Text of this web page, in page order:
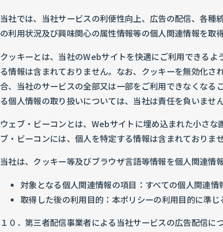
当社では、当社サービスの利便性向上、広告の配信、各
の利用状況及び興味関心の属性情報等の個人関連情報を取
クッキーとは、当社のWebサイトを快適にご利用できる
る情報は含まれておりません。なお、クッキーを無効化
合、当社のサービスの全部又は一部をご利用できなくな
る個人情報の取り扱いについては、当社は責任を負いません
ウェブ・ビーコンとは、Webサイトに埋め込まれた小さ
ブ・ビーコンには、個人を特定する情報は含まれておりませ
当社は、クッキー等及びブラウザ言語等情報を個人関連情
対象となる個人関連情報の項目：すべての個人関連情
取得した後の利用目的：本ポリシーの利用目的に準じ
１０．第三者配信事業者による当社サービスの広告配信に